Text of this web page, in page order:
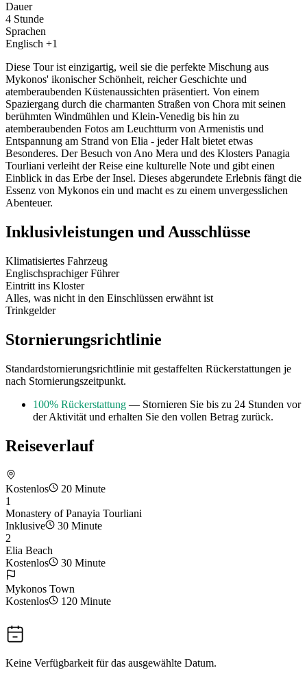
Dauer
4 Stunde
Sprachen
Englisch +1
Diese Tour ist einzigartig, weil sie die perfekte Mischung aus
Mykonos' ikonischer Schönheit, reicher Geschichte und
atemberaubenden Küstenaussichten präsentiert. Von einem
Spaziergang durch die charmanten Straßen von Chora mit seinen
berühmten Windmühlen und Klein-Venedig bis hin zu
atemberaubenden Fotos am Leuchtturm von Armenistis und
Entspannung am Strand von Elia - jeder Halt bietet etwas
Besonderes. Der Besuch von Ano Mera und des Klosters Panagia
Tourliani verleiht der Reise eine kulturelle Note und gibt einen
Einblick in das Erbe der Insel. Dieses abgerundete Erlebnis fängt die
Essenz von Mykonos ein und macht es zu einem unvergesslichen
Abenteuer.
Inklusivleistungen und Ausschlüsse
Klimatisiertes Fahrzeug
Englischsprachiger Führer
Eintritt ins Kloster
Alles, was nicht in den Einschlüssen erwähnt ist
Trinkgelder
Stornierungsrichtlinie
Standardstornierungsrichtlinie mit gestaffelten Rückerstattungen je
nach Stornierungszeitpunkt.
100% Rückerstattung — Stornieren Sie bis zu 24 Stunden vor
der Aktivität und erhalten Sie den vollen Betrag zurück.
Reiseverlauf
Kostenlos
20 Minute
1
Monastery of Panayia Tourliani
Inklusive
30 Minute
2
Elia Beach
Kostenlos
30 Minute
Mykonos Town
Kostenlos
120 Minute
Keine Verfügbarkeit für das ausgewählte Datum.